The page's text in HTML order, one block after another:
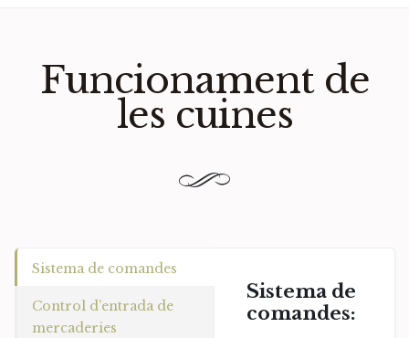
Funcionament de
les cuines
Sistema de comandes
Control d’entrada de
mercaderies
Sistema de
comandes: